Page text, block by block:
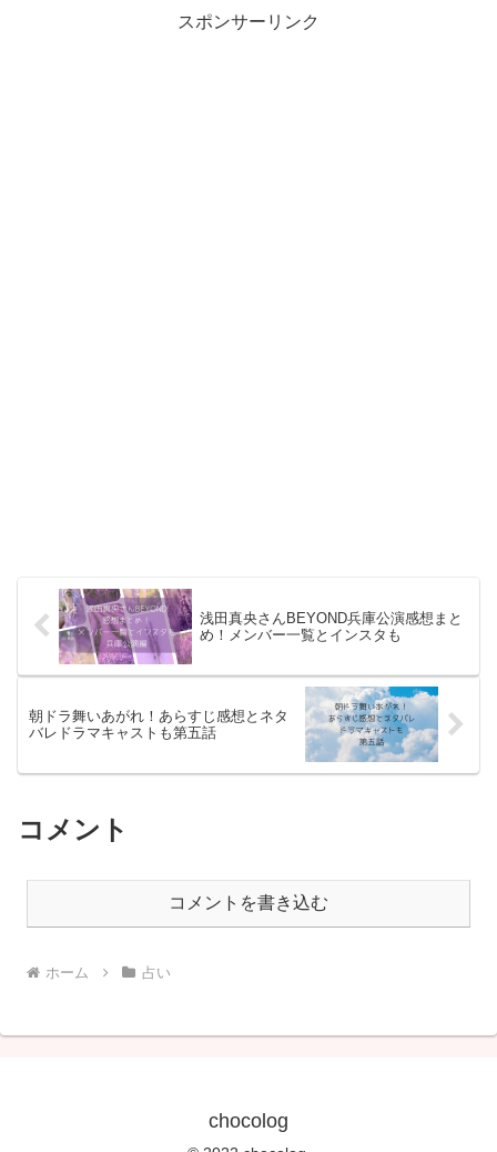
スポンサーリンク
浅田真央さんBEYOND兵庫公演感想まと
め！メンバー一覧とインスタも
朝ドラ舞いあがれ！あらすじ感想とネタ
バレドラマキャストも第五話
コメント
コメントを書き込む
ホーム 占い
chocolog